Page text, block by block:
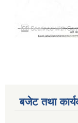
बजेट तथा